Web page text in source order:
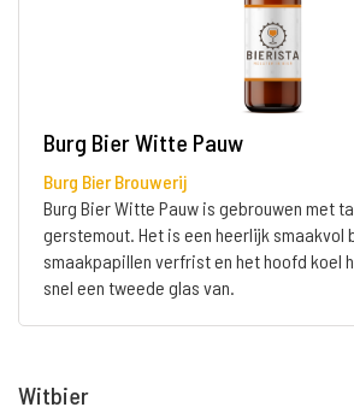
Burg Bier Witte Pauw
Burg Bier Brouwerij
Burg Bier Witte Pauw is gebrouwen met
gerstemout. Het is een heerlijk smaakvol
smaakpapillen verfrist en het hoofd koel
snel een tweede glas van.
Witbier